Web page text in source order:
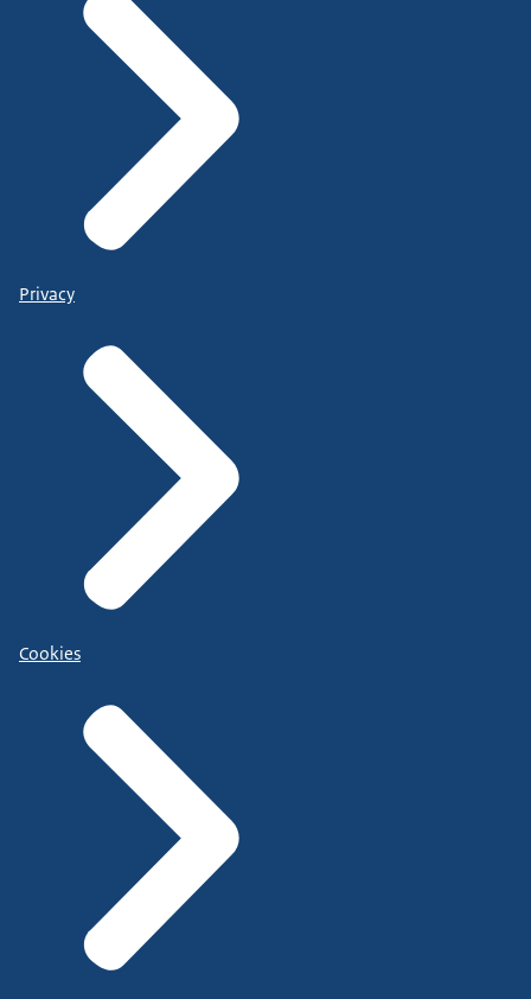
En wat er dan in de praktijk gebeurt is dat het
oorspronkelijke SW bedrijf
die dus verantwoordelijk is voor die werk
infrastructuur.
Om dat samen te voegen met de afdeling werk van
de
oorspronkelijke sociale dienst of de
Daar hebben we nog de groep gecombineerde
bedrijven of de gecombineerde
sociaal ontwikkel bedrijven.
Daarvan is gezegd we voegen de totale sociale
dienst, de totale afdeling
Werk en Inkomen of alle afdelingen Werk en
Inkomen in onze regio.
Die voegen we samen met het bedrijf
uitvoering van de WSW.
Die taken zijn allemaal bij elkaar gebracht in het
kader van de Participatiewet en er is bij het
gecombineerde bedrijf
dus één bedrijf integraal verantwoordelijk voor de
hele Participatiewet.
Dus niet alleen de functionaliteiten A tot en met I.
Privacy
Cookies